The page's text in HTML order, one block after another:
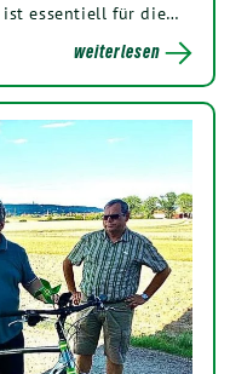
ist essentiell für die…
weiterlesen